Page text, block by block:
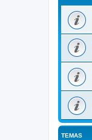
TEMAS